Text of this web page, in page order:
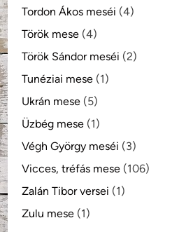
Tordon Ákos meséi (4)
Török mese (4)
Török Sándor meséi (2)
Tunéziai mese (1)
Ukrán mese (5)
Üzbég mese (1)
Végh György meséi (3)
Vicces, tréfás mese (106)
Zalán Tibor versei (1)
Zulu mese (1)